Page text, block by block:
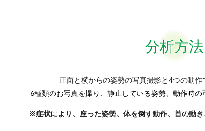
分析方法
正面と横からの姿勢の写真撮影と4つの動作
6種類のお写真を撮り、静止している姿勢、動作時の
※症状により、座った姿勢、体を倒す動作、首の動き